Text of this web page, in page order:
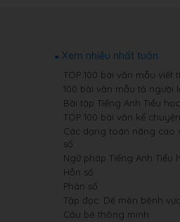
Xem nhiều nhất tuần
TOP 100 bài văn mẫu viết
100 bài văn mẫu tả người
Bài tập Tiếng Anh Tiểu học
TOP 100 bài văn kể
Các dạng toán nâng cao
số
Ngữ pháp Tiếng Anh Tiểu
Hỗn số
Phân số
Tập đọc: Dế mèn bênh
Cậu bé thông minh